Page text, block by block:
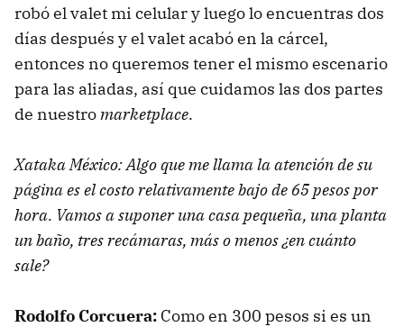
robó el valet mi celular y luego lo encuentras dos
días después y el valet acabó en la cárcel,
entonces no queremos tener el mismo escenario
para las aliadas, así que cuidamos las dos partes
de nuestromarketplace.
Xataka México: Algo que me llama la atención de su
página es el costo relativamente bajo de 65 pesos por
hora. Vamos a suponer una casa pequeña, una planta
un baño, tres recámaras, más o menos ¿en cuánto
sale?
Rodolfo Corcuera: Como en 300 pesos si es un